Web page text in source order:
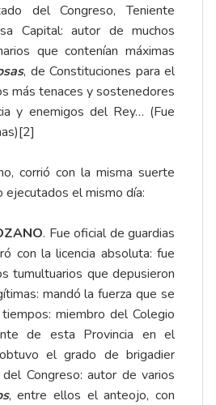
del Congreso, Teniente
Capital: autor de muchos
que contenían máximas
, de Constituciones para el
más tenaces y sostenedores
y enemigos del Rey… (Fue
[2]
corrió con la misma suerte
ejecutados el mismo día:
. Fue oficial de guardias
con la licencia absoluta: fue
tumultuarios que depusieron
mandó la fuerza que se
miembro del Colegio
de esta Provincia en el
el grado de brigadier
Congreso: autor de varios
, entre ellos el anteojo, con